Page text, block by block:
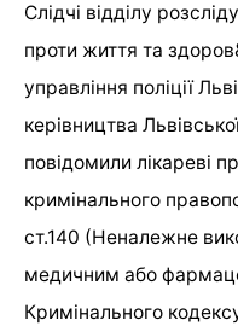
Слідчі відділу
проти життя та
управління поліції
керівництва
повідомили лікареві
кримінального
ст.140 (Неналежне
медичним або
Кримінального